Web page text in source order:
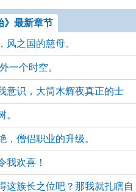
》最新章节
风之国的慈母。
一个时空。
意识，大筒木辉夜真正的士
。
僧侣职业的升级。
我欢喜！
这族长之位吧？那我就扎瞎自